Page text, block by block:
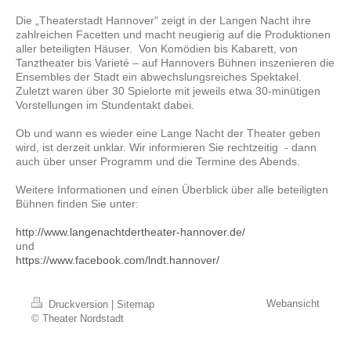
Die „Theaterstadt Hannover" zeigt in der Langen Nacht ihre
zahlreichen Facetten und macht neugierig auf die Produktionen
aller beteiligten Häuser. Von Komödien bis Kabarett, von
Tanztheater bis Varieté – auf Hannovers Bühnen inszenieren die
Ensembles der Stadt ein abwechslungsreiches Spektakel.
Zuletzt waren über 30 Spielorte mit jeweils etwa 30-minütigen
Vorstellungen im Stundentakt dabei.
Ob und wann es wieder eine Lange Nacht der Theater geben
wird, ist derzeit unklar. Wir informieren Sie rechtzeitig - dann
auch über unser Programm und die Termine des Abends.
Weitere Informationen und einen Überblick über alle beteiligten
Bühnen finden Sie unter:
http://www.langenachtdertheater-hannover.de/
und
https://www.facebook.com/lndt.hannover/
Druckversion
Sitemap
© Theater Nordstadt
Webansicht